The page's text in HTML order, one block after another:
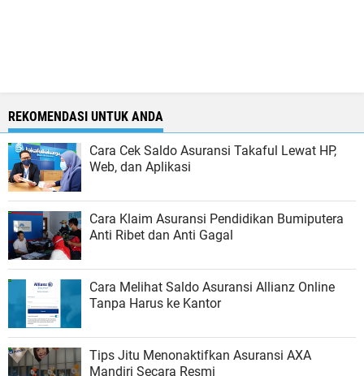
REKOMENDASI UNTUK ANDA
Cara Cek Saldo Asuransi Takaful Lewat HP,
Web, dan Aplikasi
Cara Klaim Asuransi Pendidikan Bumiputera
Anti Ribet dan Anti Gagal
Cara Melihat Saldo Asuransi Allianz Online
Tanpa Harus ke Kantor
Tips Jitu Menonaktifkan Asuransi AXA
Mandiri Secara Resmi